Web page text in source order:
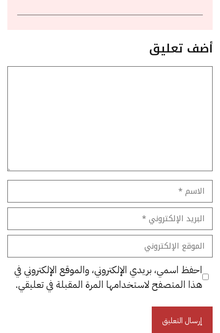
أضف تعليق
الاسم
البريد
الإلكتروني
الموقع
الإلكتروني
احفظ اسمي، بريدي الإلكتروني، والموقع الإلكتروني في
هذا المتصفح لاستخدامها المرة المقبلة في تعليقي.